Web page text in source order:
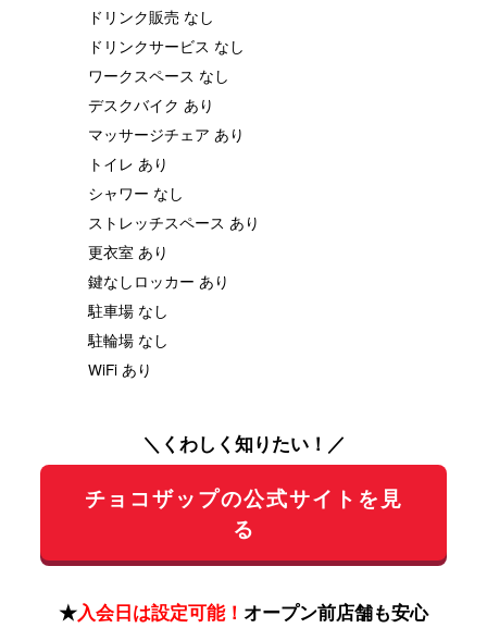
ドリンク販売 なし
ドリンクサービス なし
ワークスペース なし
デスクバイク あり
マッサージチェア あり
トイレ あり
シャワー なし
ストレッチスペース あり
更衣室 あり
鍵なしロッカー あり
駐車場 なし
駐輪場 なし
WiFi あり
＼くわしく知りたい！／
チョコザップの公式サイトを見
る
★入会日は設定可能！ オープン前店舗も安心